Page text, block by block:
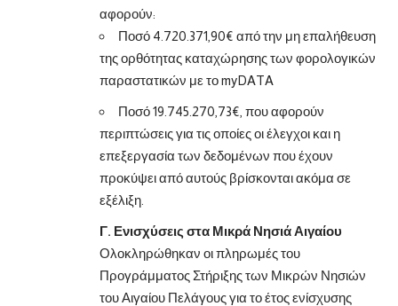
αφορούν:
Ποσό 4.720.371,90€ από την μη επαλήθευση
της ορθότητας καταχώρησης των φορολογικών
παραστατικών με το myDATA
Ποσό 19.745.270,73€, που αφορούν
περιπτώσεις για τις οποίες οι έλεγχοι και η
επεξεργασία των δεδομένων που έχουν
προκύψει από αυτούς βρίσκονται ακόμα σε
εξέλιξη.
Γ. Ενισχύσεις στα Μικρά Νησιά Αιγαίου
Ολοκληρώθηκαν οι πληρωμές του
Προγράμματος Στήριξης των Μικρών Νησιών
του Αιγαίου Πελάγους για το έτος ενίσχυσης